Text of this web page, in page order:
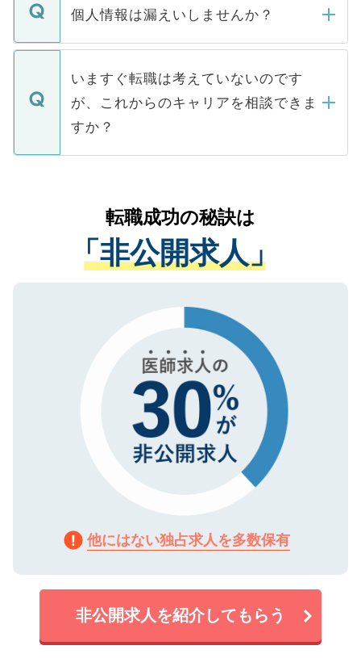
■応募殺到を避けるため 人気のある医療機
関を公にしてしまうと、応募が殺到する場
に、医療機関が求める条件に合った人材の
みを人材紹介会社に依頼するケースが増え
ています。
ん。また、仮に応募先から内定をいただい
定を承諾する必要はありません。内定先へ
の辞退の連絡はキャリアパートナーが行い
個人情報は漏えいしませんか？
個人情報が漏えいすることはありませんの
で、ご安心ください。当サイトからの登録
などで収集したご登録者様の個人情報は、
ご本人のキャリアアップおよび転職活動の
支援を目的に使用いたします。お預かりし
ているすべての個人データはご本人の許可
は、個人情報の取り扱いについての厳密な
管理基準を満たした事業者のみに付与され
る、プライバシーマークを取得済みです。
で、機密保持に関してもご安心ください。
いますぐ転職は考えていないのです
が、これからのキャリアを相談できま
すか？
かがいして、現在の医療機関の状況や紹介
経験をまじえながら、適切なアドバイスを
させていただきます。すぐにご転職をされ
ない方には、長期的なサポートが可能です
ので、まずはご登録ください。
転職成功の秘訣は
「非公開求人」
他にはない独占求人を多数保有
非公開求人を紹介してもらう